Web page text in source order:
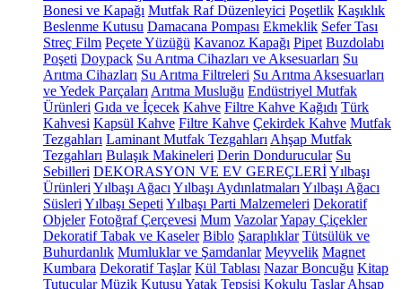
Bonesi ve Kapağı Mutfak Raf Düzenleyici Poşetlik Kaşıklık
Beslenme Kutusu Damacana Pompası Ekmeklik Sefer Tası
Streç Film Peçete Yüzüğü Kavanoz Kapağı Pipet Buzdolabı
Poşeti Doypack Su Arıtma Cihazları ve Aksesuarları Su
Arıtma Cihazları Su Arıtma Filtreleri Su Arıtma Aksesuarları
ve Yedek Parçaları Arıtma Musluğu Endüstriyel Mutfak
Ürünleri Gıda ve İçecek Kahve Filtre Kahve Kağıdı Türk
Kahvesi Kapsül Kahve Filtre Kahve Çekirdek Kahve Mutfak
Tezgahları Laminant Mutfak Tezgahları Ahşap Mutfak
Tezgahları Bulaşık Makineleri Derin Dondurucular Su
Sebilleri DEKORASYON VE EV GEREÇLERİYılbaşı
Ürünleri Yılbaşı Ağacı Yılbaşı Aydınlatmaları Yılbaşı Ağacı
Süsleri Yılbaşı Sepeti Yılbaşı Parti Malzemeleri Dekoratif
Objeler Fotoğraf Çerçevesi Mum VazolarYapay Çiçekler
Dekoratif Tabak ve Kaseler Biblo Şaraplıklar Tütsülük ve
Buhurdanlık Mumluklar ve Şamdanlar Meyvelik Magnet
Kumbara Dekoratif Taşlar Kül Tablası Nazar Boncuğu Kitap
Tutucular Müzik Kutusu Yatak Tepsisi Kokulu Taşlar Ahşap